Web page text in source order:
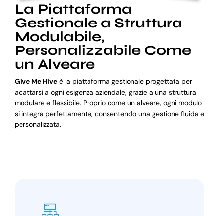
La Piattaforma
Gestionale a Struttura
Modulabile,
Personalizzabile Come
un Alveare
Give Me Hiveè la piattaforma gestionale progettata per
adattarsi a ogni esigenza aziendale, grazie a una struttura
modulare e flessibile. Proprio come un alveare, ogni modulo
si integra perfettamente, consentendo una gestione fluida e
personalizzata.